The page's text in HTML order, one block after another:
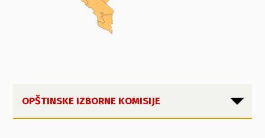
OPŠTINSKE IZBORNE KOMISIJE